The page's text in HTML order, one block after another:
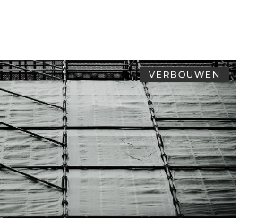
VERBOUWEN